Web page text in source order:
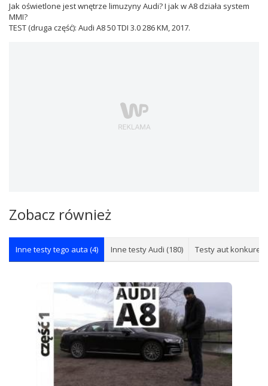
Jak oświetlone jest wnętrze limuzyny Audi? I jak w A8 działa system
MMI?
TEST (druga część): Audi A8 50 TDI 3.0 286 KM, 2017.
Zobacz również
Inne testy tego auta (4) Inne testy Audi (180) Testy aut